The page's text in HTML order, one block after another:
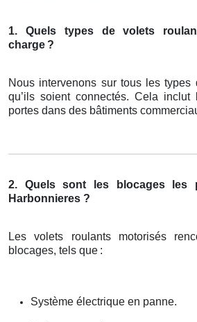
1. Quels types de volets
charge ?
Nous intervenons sur tous les types
qu’ils soient connectés. Cela inclut
portes dans des bâtiments
2. Quels sont les blocages les
Harbonnieres ?
Les volets roulants motorisés
blocages, tels que :
Système électrique en panne.